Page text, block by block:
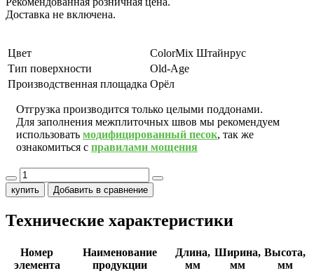
Доставка не включена.
Цвет
ColorMix Штайнрус
Тип поверхности
Old-Age
Производственная площадка Орёл
Отгрузка производится только целыми поддонами.
Для заполнения межплиточных швов мы рекомендуем
использовать модифицированный песок, так же
ознакомиться с правилами мощения
купить Добавить в сравнение
Технические характеристики
Номер
элемента
Наименование
продукции
Длина,
мм
Ширина,
мм
Высота,
мм